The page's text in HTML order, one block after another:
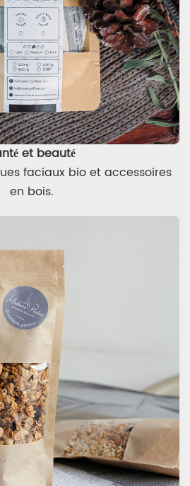
et beauté
faciaux bio et accessoires
en bois.